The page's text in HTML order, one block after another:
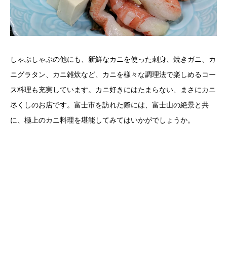
しゃぶしゃぶの他にも、新鮮なカニを使った刺身、焼きガニ、カ
ニグラタン、カニ雑炊など、カニを様々な調理法で楽しめるコー
ス料理も充実しています。カニ好きにはたまらない、まさにカニ
尽くしのお店です。富士市を訪れた際には、富士山の絶景と共
に、極上のカニ料理を堪能してみてはいかがでしょうか。